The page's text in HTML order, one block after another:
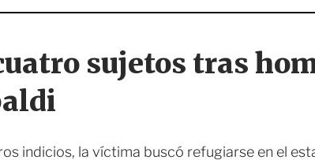
e
i
o
r
sujetos tras
indicios, la víctima buscó refugiarse en el